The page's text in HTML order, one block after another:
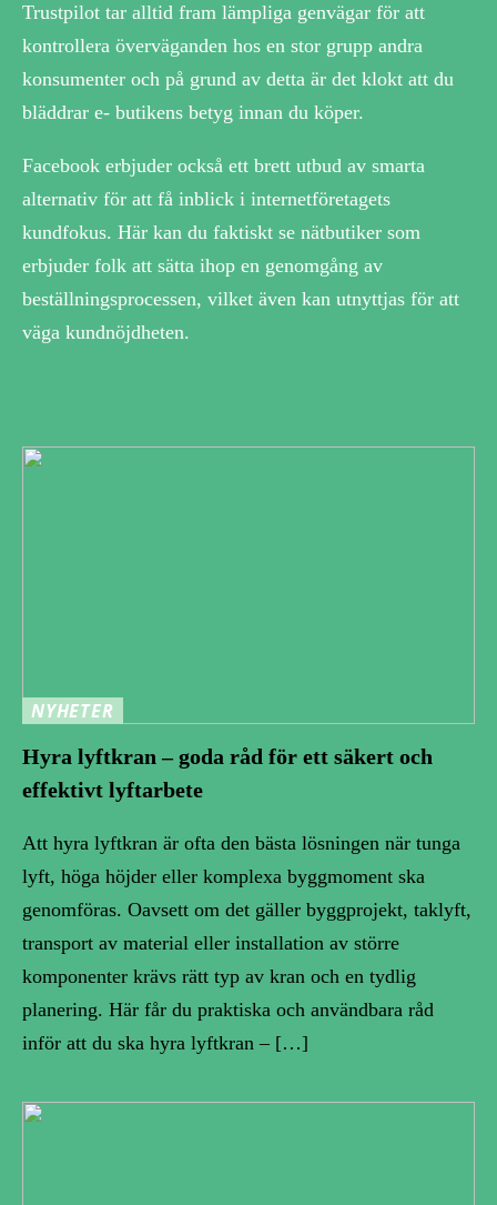
Trustpilot tar alltid fram lämpliga genvägar för att
kontrollera överväganden hos en stor grupp andra
konsumenter och på grund av detta är det klokt att du
bläddrar e- butikens betyg innan du köper.
Facebook erbjuder också ett brett utbud av smarta
alternativ för att få inblick i internetföretagets
kundfokus. Här kan du faktiskt se nätbutiker som
erbjuder folk att sätta ihop en genomgång av
beställningsprocessen, vilket även kan utnyttjas för att
väga kundnöjdheten.
NYHETER
Hyra lyftkran – goda råd för ett säkert och
effektivt lyftarbete
Att hyra lyftkran är ofta den bästa lösningen när tunga
lyft, höga höjder eller komplexa byggmoment ska
genomföras. Oavsett om det gäller byggprojekt, taklyft,
transport av material eller installation av större
komponenter krävs rätt typ av kran och en tydlig
planering. Här får du praktiska och användbara råd
inför att du ska hyra lyftkran – […]